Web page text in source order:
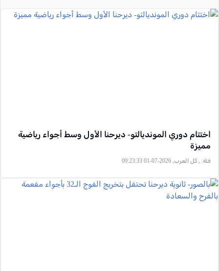
اختتام دوري المونديالتو- ديرحنا الأول وسط أجواء رياضية
مميزة
فئة: , كل العرب, 2026-07-01 09:23:33